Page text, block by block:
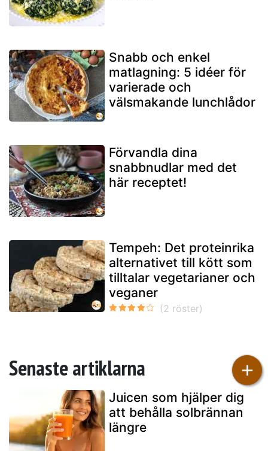
Snabb och enkel
matlagning: 5 idéer för
varierade och
välsmakande lunchlådor
Förvandla dina
snabbnudlar med det
här receptet!
Tempeh: Det proteinrika
alternativet till kött som
tilltalar vegetarianer och
veganer
Senaste artiklarna
Juicen som hjälper dig
att behålla solbrännan
längre
+